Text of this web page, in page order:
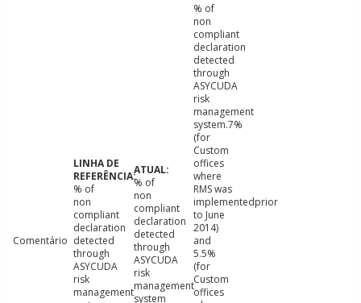
Comentário
% of
non
compliant
declaration
detected
through
ASYCUDA
risk
management
% of
non
compliant
declaration
detected
through
ASYCUDA
risk
management
system
% of
non
compliant
declaration
detected
through
ASYCUDA
risk
management
system.7%
(for
Custom
offices
where
RMS was
implementedprior
to June
2014)
and
5.5%
(for
Custom
offices